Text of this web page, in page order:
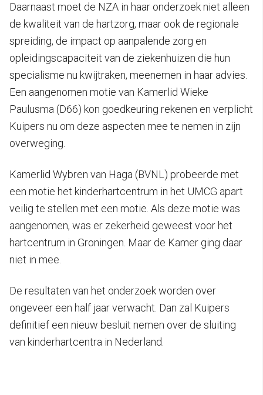
Daarnaast moet de NZA in haar onderzoek niet alleen
de kwaliteit van de hartzorg, maar ook de regionale
spreiding, de impact op aanpalende zorg en
opleidingscapaciteit van de ziekenhuizen die hun
specialisme nu kwijtraken, meenemen in haar advies.
Een aangenomen motie van Kamerlid Wieke
Paulusma (D66) kon goedkeuring rekenen en verplicht
Kuipers nu om deze aspecten mee te nemen in zijn
overweging.
Kamerlid Wybren van Haga (BVNL) probeerde met
een motie het kinderhartcentrum in het UMCG apart
veilig te stellen met een motie. Als deze motie was
aangenomen, was er zekerheid geweest voor het
hartcentrum in Groningen. Maar de Kamer ging daar
niet in mee.
De resultaten van het onderzoek worden over
ongeveer een half jaar verwacht. Dan zal Kuipers
definitief een nieuw besluit nemen over de sluiting
van kinderhartcentra in Nederland.